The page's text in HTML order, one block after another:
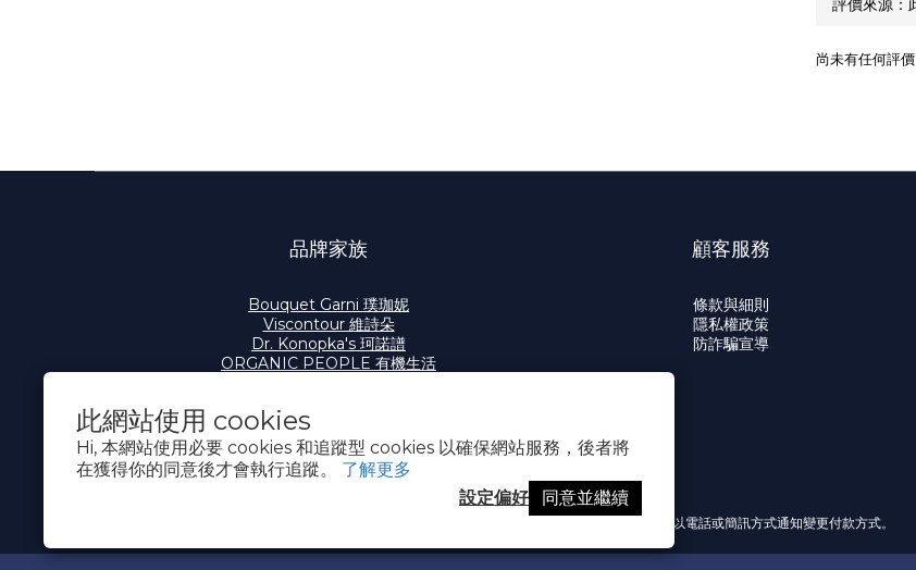
此網站使用 cookies
Hi, 本網站使用必要 cookies 和追蹤型 cookies 以確保網站服務，後者將
在獲得你的同意後才會執行追蹤。 了解更多
設定偏好
同意並繼續
尚未有任何評價
品牌家族
Bouquet Garni 璞珈妮
Viscontour 維詩朵
Dr. Konopka's 珂諾譜
ORGANIC PEOPLE 有機生活
顧客服務
條款與細則
隱私權政策
防詐騙宣導
提醒您，我們不會以電話或簡訊方式通知變更付款方式。